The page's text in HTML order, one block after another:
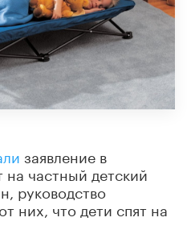
заявление в
частный детский
руководство
них, что дети спят на